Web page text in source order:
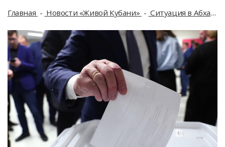
Главная Новости «Живой Кубани» Ситуация в Абхазии